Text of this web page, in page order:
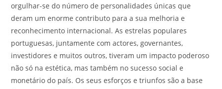
orgulhar-se do número de personalidades únicas que
deram um enorme contributo para a sua melhoria e
reconhecimento internacional. As estrelas populares
portuguesas, juntamente com actores, governantes,
investidores e muitos outros, tiveram um impacto poderoso
não só na estética, mas também no sucesso social e
monetário do país. Os seus esforços e triunfos são a base